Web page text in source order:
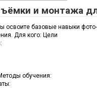
и монтажа
освоите базовые навыки
Для кого: Цели
обучения: